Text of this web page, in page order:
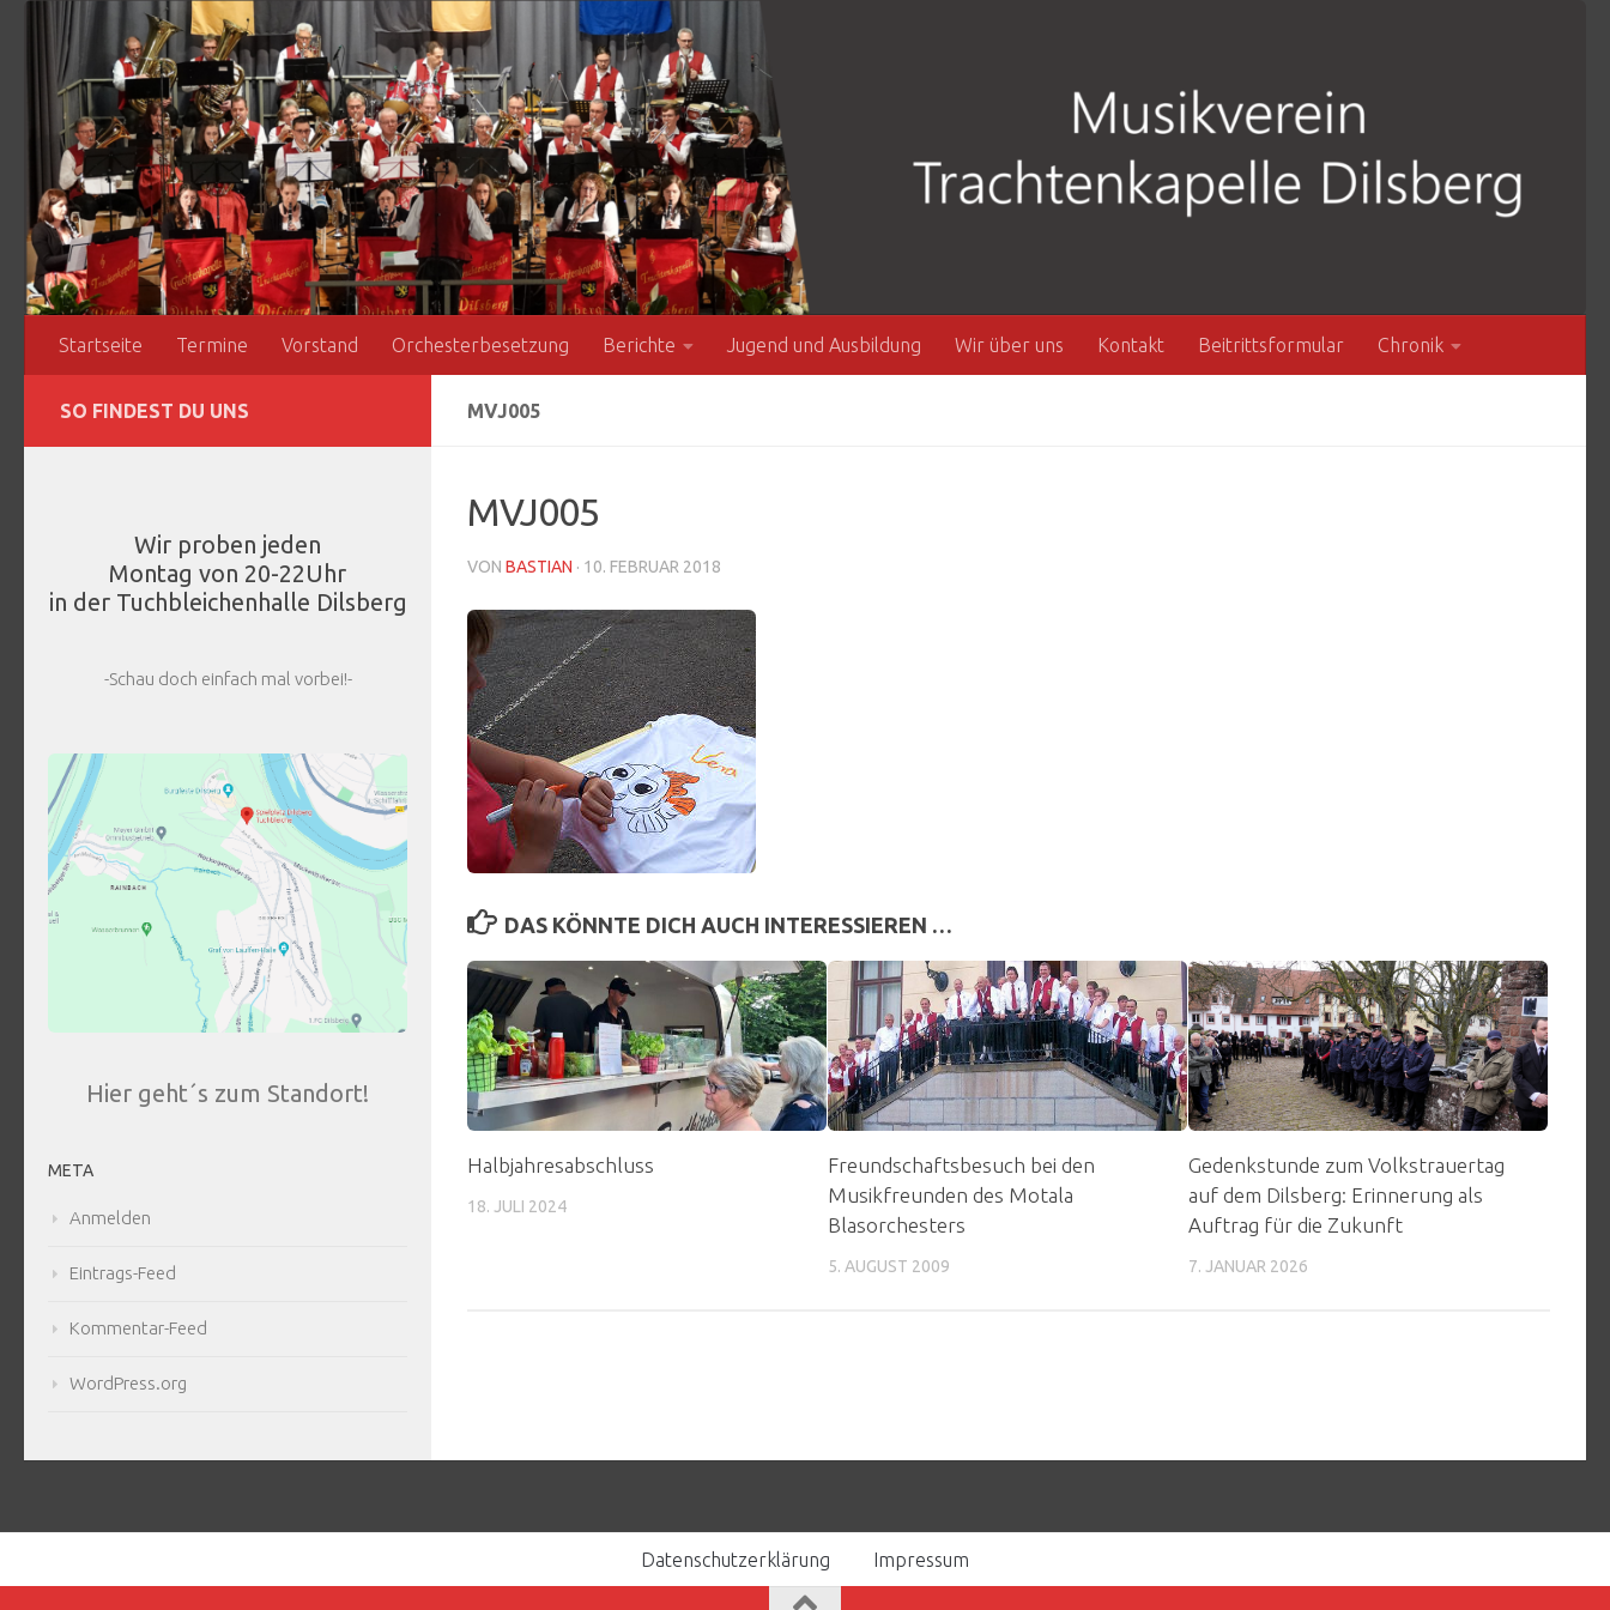
Zum Inhalt springen
Startseite Termine Vorstand Orchesterbesetzung Berichte Jugend und Ausbildung Wir über uns Kontakt Beitrittsformular Chronik
MVJ005
MVJ005
VON BASTIAN · 10. FEBRUAR 2018
DAS KÖNNTE DICH AUCH INTERESSIEREN …
Halbjahresabschluss
18. JULI 2024
Freundschaftsbesuch bei den
Musikfreunden des Motala
Blasorchesters
5. AUGUST 2009
Gedenkstunde zum Volkstrauertag
auf dem Dilsberg: Erinnerung als
Auftrag für die Zukunft
7. JANUAR 2026
SO FINDEST DU UNS
Wir proben jeden
Montag von 20-22Uhr
in der Tuchbleichenhalle Dilsberg
-Schau doch einfach mal vorbei!-
Hier geht´s zum Standort!
META
Anmelden
Eintrags-Feed
Kommentar-Feed
WordPress.org
Datenschutzerklärung Impressum